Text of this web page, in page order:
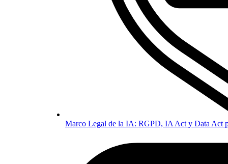
Marco Legal de la IA: RGPD, IA Act y Data Act